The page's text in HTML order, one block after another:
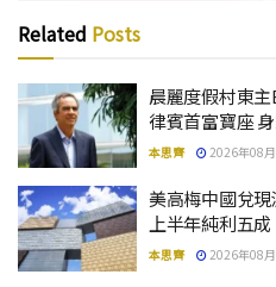
Related Posts
晨麗度假村東
律賓首富寶座
本思齊 2026年08
美高梅中國兌
上半年純利五成
本思齊 2026年08